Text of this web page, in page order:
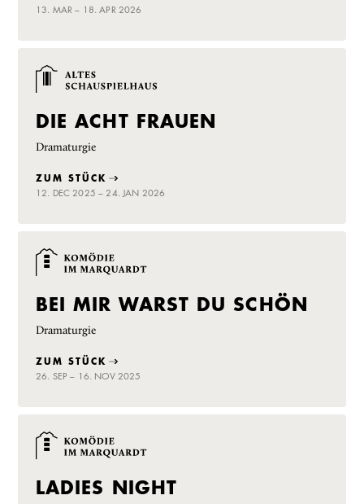
13. MAR – 18. APR 2026
DIE ACHT FRAUEN
Dramaturgie
ZUM STÜCK
12. DEC 2025 – 24. JAN 2026
BEI MIR WARST DU SCHÖN
Dramaturgie
ZUM STÜCK
26. SEP – 16. NOV 2025
LADIES NIGHT